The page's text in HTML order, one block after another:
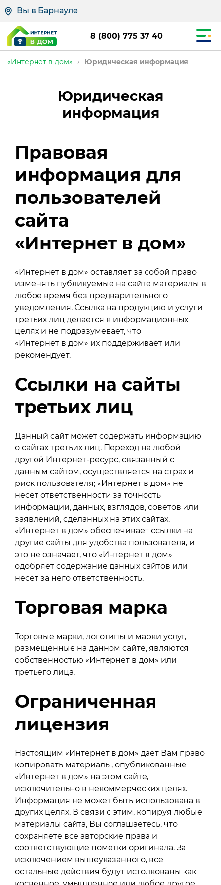
Вы в Барнауле
8 (800) 775 37 40
«Интернет в дом» › Юридическая информация
Юридическая
информация
Правовая
информация для
пользователей
сайта
«Интернет в дом»
«Интернет в дом» оставляет за собой право
изменять публикуемые на сайте материалы в
любое время без предварительного
уведомления. Ссылка на продукцию и услуги
третьих лиц делается в информационных
целях и не подразумевает, что
«Интернет в дом» их поддерживает или
рекомендует.
Ссылки на сайты
третьих лиц
Данный сайт может содержать информацию
о сайтах третьих лиц. Переход на любой
другой Интернет-ресурс, связанный с
данным сайтом, осуществляется на страх и
риск пользователя; «Интернет в дом» не
несет ответственности за точность
информации, данных, взглядов, советов или
заявлений, сделанных на этих сайтах.
«Интернет в дом» обеспечивает ссылки на
другие сайты для удобства пользователя, и
это не означает, что «Интернет в дом»
одобряет содержание данных сайтов или
несет за него ответственность.
Торговая марка
Торговые марки, логотипы и марки услуг,
размещенные на данном сайте, являются
собственностью «Интернет в дом» или
третьего лица.
Ограниченная
лицензия
Настоящим «Интернет в дом» дает Вам право
копировать материалы, опубликованные
«Интернет в дом» на этом сайте,
исключительно в некоммерческих целях.
Информация не может быть использована в
других целях. В связи с этим, копируя любые
материалы сайта, Вы соглашаетесь, что
сохраняете все авторские права и
соответствующие пометки оригинала. За
исключением вышеуказанного, все
остальные действия будут истолкованы как